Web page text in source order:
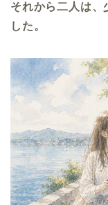
それから二人は、
した。